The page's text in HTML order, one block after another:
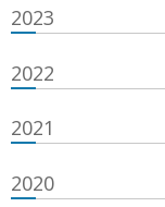
2023
2022
2021
2020